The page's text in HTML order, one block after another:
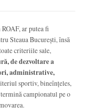
ar putea fi
Steaua București, însă
criteriile sale,
de dezvoltare a
administrative,
sportiv, bineînțeles,
campionatul pe o